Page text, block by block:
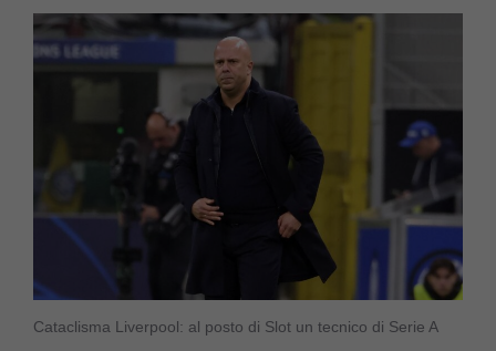
Cataclisma Liverpool: al posto di Slot un tecnico di Serie A